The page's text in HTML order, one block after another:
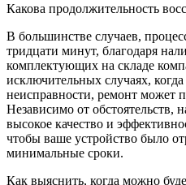
Какова продолжительность
В большинстве случаев,
тридцати минут, благодаря
комплектующих на складе
исключительных случаях,
неисправности, ремонт может
Независимо от обстоятельств,
высокое качество и
чтобы ваше устройство было
минимальные сроки.
Как выяснить, когда можно